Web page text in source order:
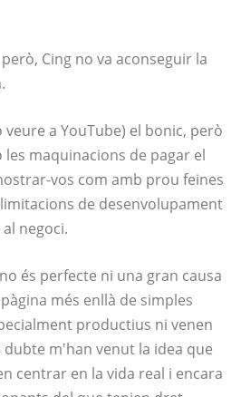
Cing no va aconseguir la
a YouTube) el bonic, però
les maquinacions de pagar el
vos com amb prou feines
de desenvolupament
negoci.
és perfecte ni una gran causa
més enllà de simples
productius ni venen
m'han venut la idea que
centrar en la vida real i encara